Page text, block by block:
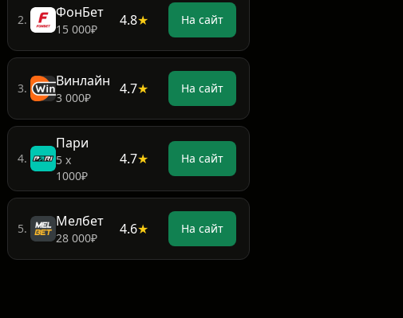
2. ФонБет
15 000₽
4.8★ На сайт
3. Винлайн
3 000₽
4.7★ На сайт
4.
Пари
5 х
1000₽
4.7★ На сайт
5. Мелбет
28 000₽
4.6★ На сайт